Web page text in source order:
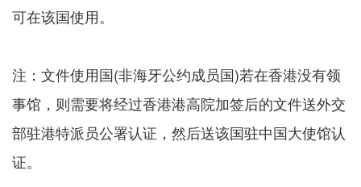
可在该国使用。
注：文件使用国(非海牙公约成员国)若在香港没有领
事馆，则需要将经过香港港高院加签后的文件送外交
部驻港特派员公署认证，然后送该国驻中国大使馆认
证。